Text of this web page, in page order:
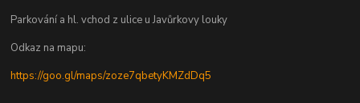
Parkování a hl. vchod z ulice u Javůrkovy louky
Odkaz na mapu:
https://goo.gl/maps/zoze7qbetyKMZdDq5